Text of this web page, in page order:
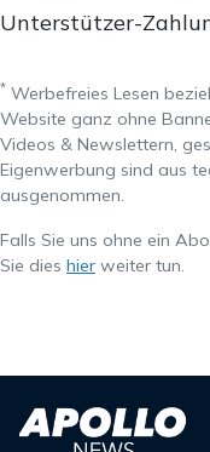
Unterstützer-
* Werbefreies Lesen
Website ganz ohne
Videos & Newslettern,
Eigenwerbung sind aus
ausgenommen.
Falls Sie uns ohne ein
Sie dies hier weiter tun.